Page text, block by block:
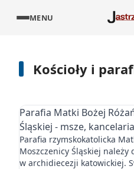
MENU
Kościoły i
Parafia Matki Bożej
Śląskiej - msze,
Parafia rzymskokatolicka
Moszczenicy Śląskiej
w archidiecezji katowickiej.